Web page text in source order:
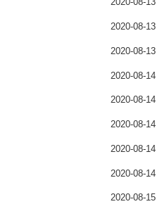
2020-08-13
2020-08-13
2020-08-14
2020-08-14
2020-08-14
2020-08-14
2020-08-14
2020-08-15